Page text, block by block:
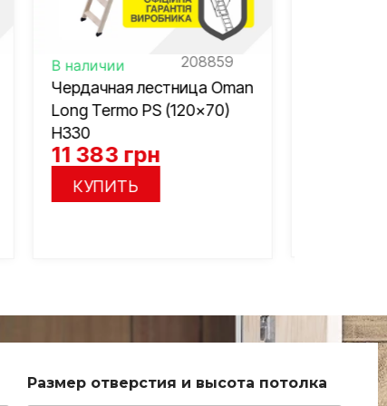
В наличии 214955
Чердачная лестница Oman
Long Polar (120×60) H310
22 450грн
КУПИТЬ
Размер отверстия и высота потолка